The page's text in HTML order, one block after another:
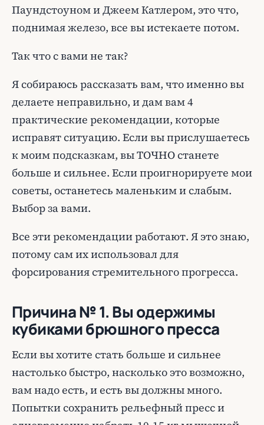
Паундстоуном и Джеем Катлером, это что,
поднимая железо, все вы истекаете потом.
Так что с вами не так?
Я собираюсь рассказать вам, что именно вы
делаете неправильно, и дам вам 4
практические рекомендации, которые
исправят ситуацию. Если вы прислушаетесь
к моим подсказкам, вы ТОЧНО станете
больше и сильнее. Если проигнорируете мои
советы, останетесь маленьким и слабым.
Выбор за вами.
Все эти рекомендации работают. Я это знаю,
потому сам их использовал для
форсирования стремительного прогресса.
Причина № 1. Вы одержимы
кубиками брюшного пресса
Если вы хотите стать больше и сильнее
настолько быстро, насколько это возможно,
вам надо есть, и есть вы должны много.
Попытки сохранить рельефный пресс и